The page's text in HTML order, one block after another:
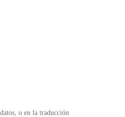
o en la traducción